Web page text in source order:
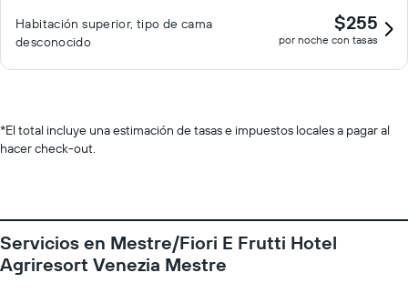
Habitación superior, tipo de cama
desconocido
$255
por noche con tasas
*El total incluye una estimación de tasas e impuestos locales a pagar al
hacer check-out.
Servicios en Mestre/Fiori E Frutti Hotel
Agriresort Venezia Mestre